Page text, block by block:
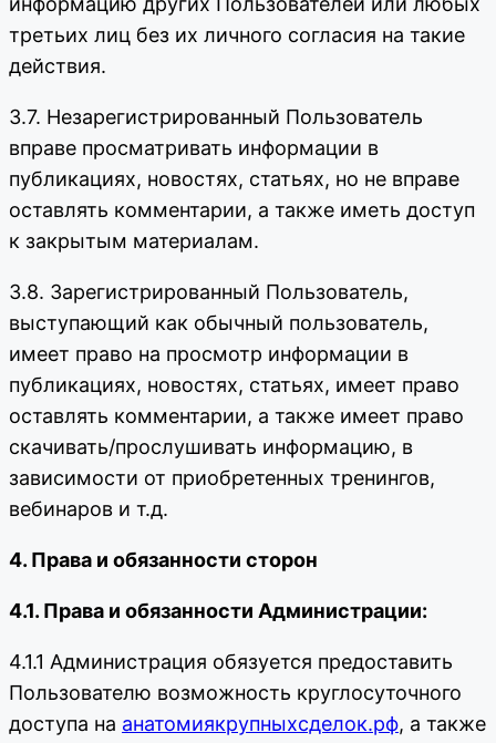
третьих лиц без их личного согласия на такие
действия.
3.7. Незарегистрированный Пользователь
вправе просматривать информации в
публикациях, новостях, статьях, но не вправе
оставлять комментарии, а также иметь доступ
к закрытым материалам.
3.8. Зарегистрированный Пользователь,
выступающий как обычный пользователь,
имеет право на просмотр информации в
публикациях, новостях, статьях, имеет право
оставлять комментарии, а также имеет право
скачивать/прослушивать информацию, в
зависимости от приобретенных тренингов,
вебинаров и т.д.
4. Права и обязанности сторон
4.1. Права и обязанности Администрации:
4.1.1 Администрация обязуется предоставить
Пользователю возможность круглосуточного
доступа на анатомиякрупныхсделок.рф, а также